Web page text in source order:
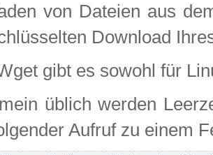
von Dateien aus
Download
gibt es sowohl für
üblich werden
Aufruf zu einem